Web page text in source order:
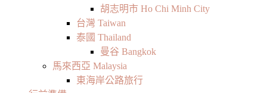
胡志明市 Ho Chi Minh City
台灣 Taiwan
泰國 Thailand
曼谷 Bangkok
馬來西亞 Malaysia
東海岸公路旅行